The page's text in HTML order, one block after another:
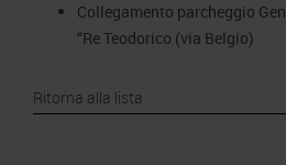
Collegamento parcheggio
“Re Teodorico (via Belgio)
Ritorna alla lista